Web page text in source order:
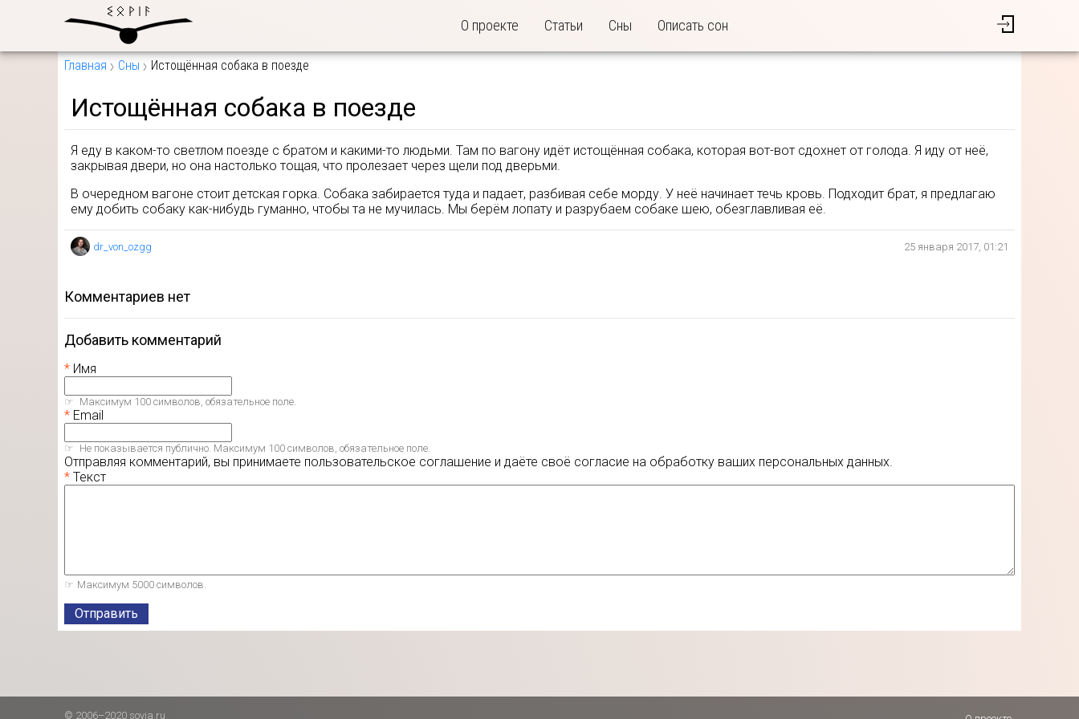
О проекте Статьи Сны Описать сон
Главная Сны Истощённая собака в поезде
Истощённая собака в поезде
Я еду в каком-то светлом поезде с братом и какими-то людьми. Там по вагону идёт истощённая собака, которая вот-вот сдохнет от голода. Я иду от неё,
закрывая двери, но она настолько тощая, что пролезает через щели под дверьми.
В очередном вагоне стоит детская горка. Собака забирается туда и падает, разбивая себе морду. У неё начинает течь кровь. Подходит брат, я предлагаю
ему добить собаку как-нибудь гуманно, чтобы та не мучилась. Мы берём лопату и разрубаем собаке шею, обезглавливая её.
dr_von_ozgg 25 января 2017, 01:21
комментариев нет
Добавить комментарий
Имя
Максимум 100 символов, обязательное поле.
Email
Не показывается публично. Максимум 100 символов, обязательное поле.
Отправляя комментарий, вы принимаете пользовательское соглашение и даёте своё согласие на обработку ваших персональных данных.
Текст
Максимум 5000 символов.
Отправить
© 2006–2020 sovia.ru